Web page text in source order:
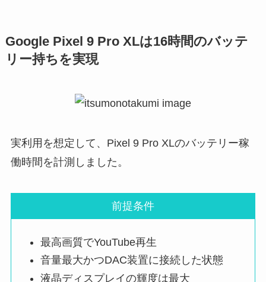
Google Pixel 9 Pro XLは16時間のバッテ
リー持ちを実現
実利⽤を想定して、Pixel 9 Pro XLのバッテリー稼
働時間を計測しました。
前提条件
最高画質でYouTube再生
音量最大かつDAC装置に接続した状態
液晶ディスプレイの輝度は最大